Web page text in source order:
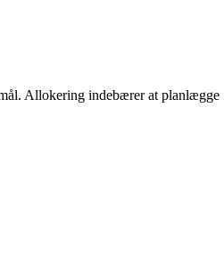
Allokering indebærer at planlægge